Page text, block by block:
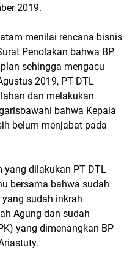
2019.
menilai rencana bisnis
Penolakan bahwa BP
sehingga mengacu
2019, PT DTL
dan melakukan
bahwa Kepala
belum menjabat pada
yang dilakukan PT DTL
bersama bahwa sudah
sudah inkrah
Agung dan sudah
yang dimenangkan BP